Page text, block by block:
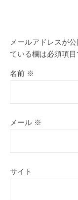
メールアドレスが
ている欄は必須項目
名前 ※
メール ※
サイト